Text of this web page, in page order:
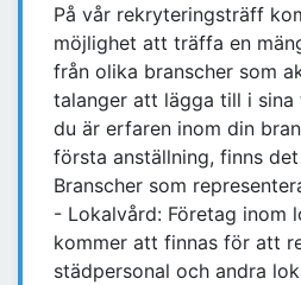
På vår rekryteringsträff
möjlighet att träffa en
från olika branscher som
talanger att lägga till i sina
du är erfaren inom din
första anställning, finns
Branscher som
- Lokalvård: Företag inom
kommer att finnas för att
städpersonal och andra